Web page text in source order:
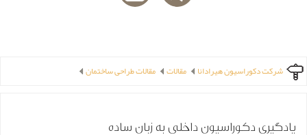
شرکت دکوراسیون هیرادانا مقالات مقالات طراحی ساختمان
یادگیری دکوراسیون داخلی به زبان ساده